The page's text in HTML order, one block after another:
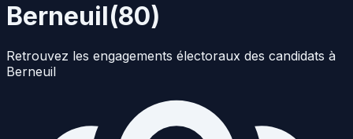
Berneuil(80)
Retrouvez les engagements électoraux des candidats à
Berneuil